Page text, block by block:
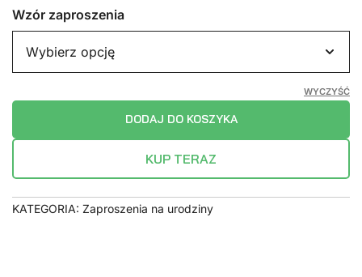
Wzór zaproszenia
WYCZYŚĆ
DODAJ DO KOSZYKA
KUP TERAZ
KATEGORIA: Zaproszenia na urodziny